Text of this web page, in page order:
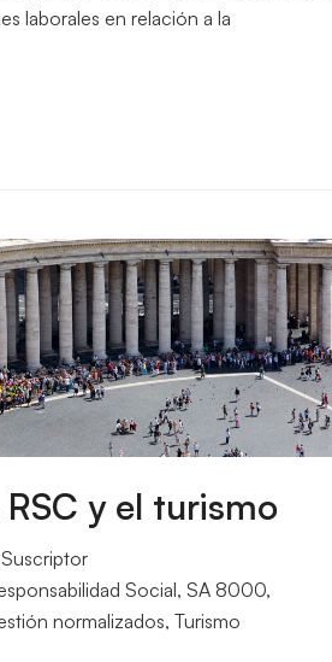
laborales en relación a la
y el turismo
Suscriptor
Social, SA 8000,
normalizados, Turismo